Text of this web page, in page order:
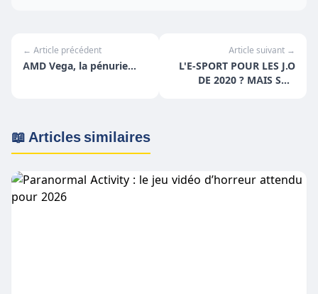
← Article précédent
AMD Vega, la pénurie...
Article suivant →
L'E-SPORT POUR LES J.O
DE 2020 ? MAIS SUR
📖 Articles similaires